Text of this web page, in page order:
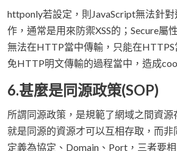
httponly若設定，則JavaScript無法針
作，通常是用來防禦XSS的；Secure屬
無法在HTTP當中傳輸，只能在
免HTTP明文傳輸的過程當中，造成
6.甚麼是同源政策(SOP)
所謂同源政策，是規範了網域之間資
就是同源的資源才可以互相存取，而非
定義為協定、Domain、Port，三者要相